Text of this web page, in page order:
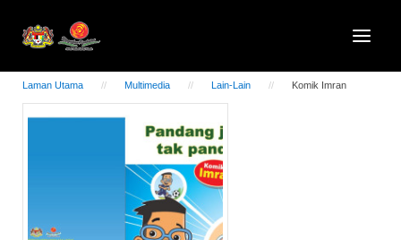
Laman Utama Multimedia Lain-Lain Komik Imran